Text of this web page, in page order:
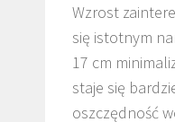
Wzrost
się istotnym
17 cm
staje się
oszczędność